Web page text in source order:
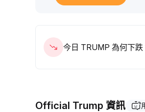
今日 TRUMP 為何下跌
Official Trump 資訊